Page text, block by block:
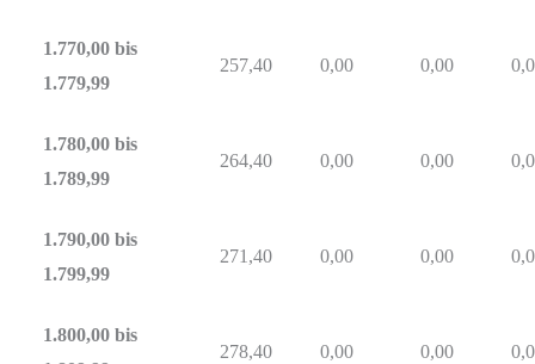
1.770,00 bis
1.779,99
257,40 0,00 0,00
1.780,00 bis
1.789,99
264,40 0,00 0,00
1.790,00 bis
1.799,99
271,40 0,00 0,00
1.800,00 bis
278,40 0,00 0,00